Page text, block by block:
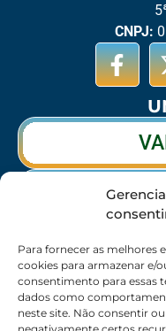
Para fornecer as melhores
cookies para armazenar e/
consentimento para essas
dados como
neste site. Não consentir
CNPJ: